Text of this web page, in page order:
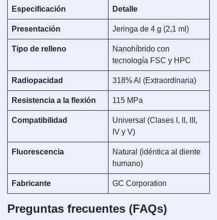
Especificación Detalle
Presentación Jeringa de 4 g (2,1 ml)
Tipo de relleno
Nanohíbrido con
tecnología FSC y HPC
Radiopacidad 318% Al (Extraordinaria)
Resistencia a la flexión 115 MPa
Compatibilidad
Universal (Clases I, II, III,
IV y V)
Fluorescencia
Natural (idéntica al diente
humano)
Fabricante GC Corporation
Preguntas frecuentes (FAQs)